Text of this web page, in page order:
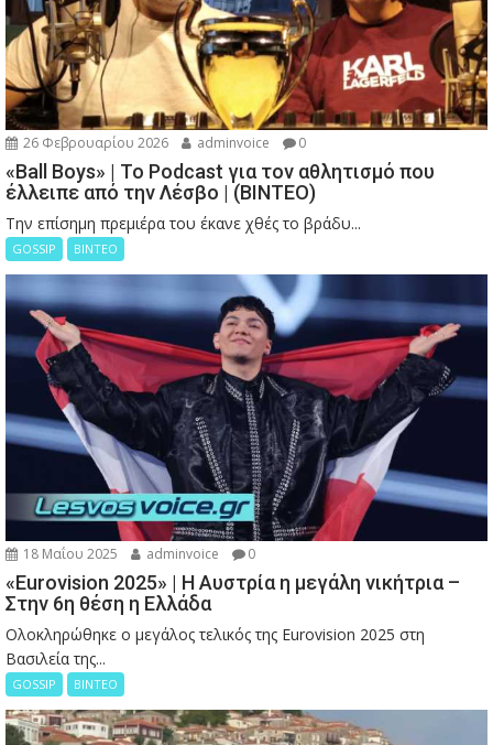
26 Φεβρουαρίου 2026 adminvoice 0
«Ball Boys» | Το Podcast για τον αθλητισμό που
έλλειπε από την Λέσβο | (ΒΙΝΤΕΟ)
Την επίσημη πρεμιέρα του έκανε χθές το βράδυ...
GOSSIP ΒΙΝΤΕΟ
18 Μαΐου 2025 adminvoice 0
«Eurovision 2025» | Η Αυστρία η μεγάλη νικήτρια –
Στην 6η θέση η Ελλάδα
Ολοκληρώθηκε ο μεγάλος τελικός της Eurovision 2025 στη
Βασιλεία της...
GOSSIP ΒΙΝΤΕΟ